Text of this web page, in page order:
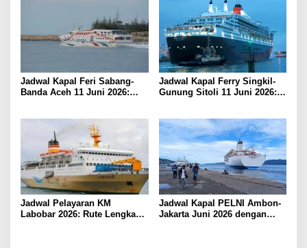
Jadwal Kapal Feri Sabang-
Banda Aceh 11 Juni 2026:
Jadwal Kapal Ferry Singkil-
Gunung Sitoli 11 Juni 2026:
Jadwal Pelayaran KM
Labobar 2026: Rute Lengkap
Jadwal Kapal PELNI Ambon-
Jakarta Juni 2026 dengan